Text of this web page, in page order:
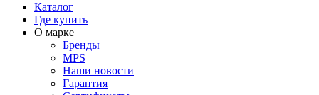
Каталог
Где купить
О марке
Бренды
MPS
Наши новости
Гарантия